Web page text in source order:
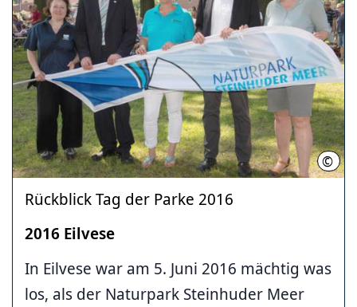
©
Rückblick Tag der Parke 2016
2016 Eilvese
In Eilvese war am 5. Juni 2016 mächtig was
los, als der Naturpark Steinhuder Meer